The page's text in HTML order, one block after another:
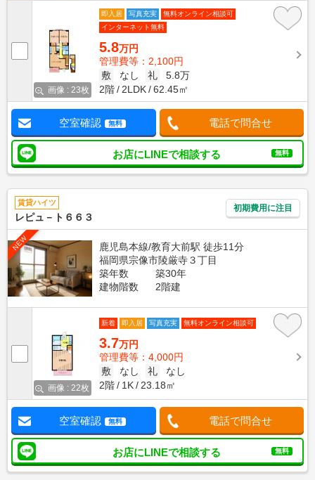
画像 : 23枚
即入居 写真充実
無料オンライン相談可
インターネット無料
5.8万円
管理費等：2,100円
敷
なし 礼
5.8万
2階
2LDK 62.45㎡
空室確認 無料 電話で問合せ
お店にLINEで相談する 無料
賃貸ハイツ
レピュ－ト６６３
初期費用に注目
NEW
鹿児島本線/教育大前駅 徒歩11分
福岡県宗像市陵厳寺３丁目
築年数
築30年
建物階数
2階建
画像 : 22枚
新着 即入居 写真充実 無料オンライン相談可
3.7万円
管理費等：4,000円
敷
なし 礼
なし
2階
1K 23.18㎡
空室確認 無料 電話で問合せ
お店にLINEで相談する 無料